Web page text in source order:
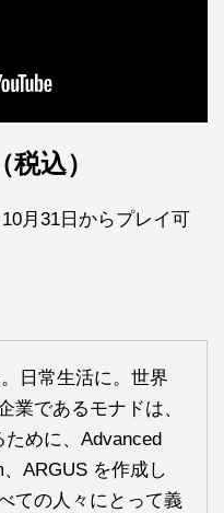
込）
月31日からプレイ可
日常生活に。世界
業であるモナドは、
めに、Advanced
ARGUS を作成し
ての人々にとって義